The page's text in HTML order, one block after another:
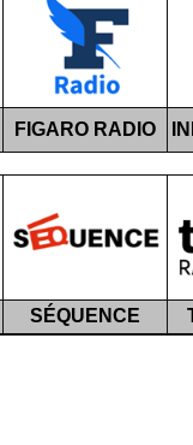
FIGARO RADIO
SÉQUENCE